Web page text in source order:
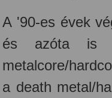
A '90-es évek
és azóta is
metalcore/
a death metal/